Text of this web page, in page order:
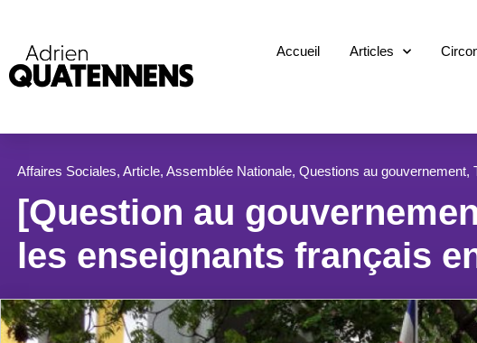
Accueil Articles
Affaires Sociales, Article, Assemblée Nationale, Questions au gouvernement,
[Question au
les enseignants français